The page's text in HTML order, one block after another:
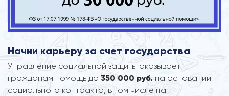
Начни карьеру за счет государства
Управление социальной защиты оказывает
гражданам помощь до 350 000 руб. на основании
социального контракта, в том числе на